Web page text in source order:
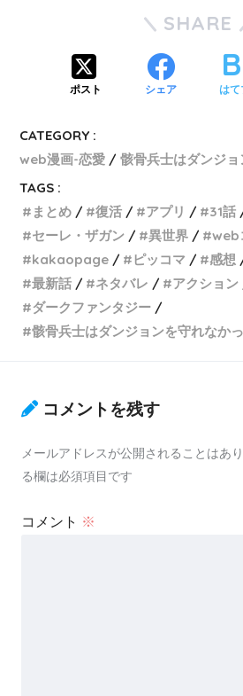
SHARE
ポスト シェア はて
CATEGORY :
web漫画-恋愛
骸骨兵士はダンジ
TAGS :
まとめ
復活 アプリ 31話
セーレ・ザガン
異世界
web
kakaopage
ピッコマ 感想
最新話
ネタバレ アクション
ダークファンタジー
骸骨兵士はダンジョンを守れなか
コメントを残す
メールアドレスが公開されることはあり
る欄は必須項目です
コメント ※